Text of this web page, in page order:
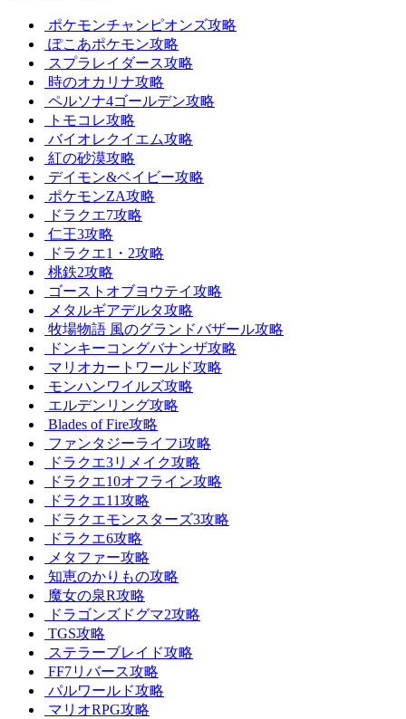
ポケモンチャンピオンズ攻略
ぽこあポケモン攻略
スプラレイダース攻略
時のオカリナ攻略
ペルソナ4ゴールデン攻略
トモコレ攻略
バイオレクイエム攻略
紅の砂漠攻略
デイモン&ベイビー攻略
ポケモンZA攻略
ドラクエ7攻略
仁王3攻略
ドラクエ1・2攻略
桃鉄2攻略
ゴーストオブヨウテイ攻略
メタルギアデルタ攻略
牧場物語 風のグランドバザール攻略
ドンキーコングバナンザ攻略
マリオカートワールド攻略
モンハンワイルズ攻略
エルデンリング攻略
Blades of Fire攻略
ファンタジーライフi攻略
ドラクエ3リメイク攻略
ドラクエ10オフライン攻略
ドラクエ11攻略
ドラクエモンスターズ3攻略
ドラクエ6攻略
メタファー攻略
知恵のかりもの攻略
魔女の泉R攻略
ドラゴンズドグマ2攻略
TGS攻略
ステラーブレイド攻略
FF7リバース攻略
パルワールド攻略
マリオRPG攻略